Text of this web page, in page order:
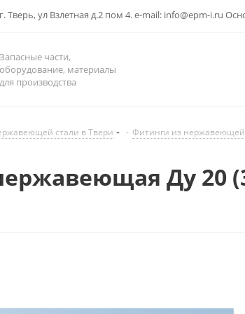
г. Тверь, ул Взлетная д.2 пом 4. e-mail: info@epm-i.ru
Запасные части,
оборудование, материалы
для производства
стали в Твери - Фитинги из нержавеющей
Ду 20